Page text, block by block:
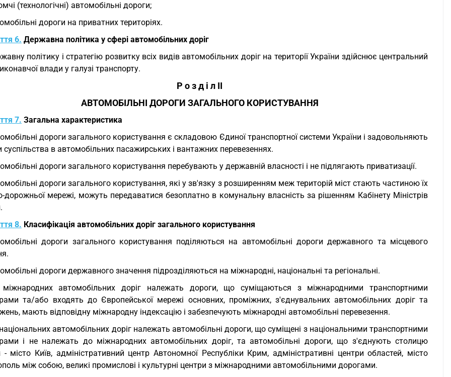
(технологічні) автомобільні дороги;
дороги на приватних територіях.
6. Державна політика у сфері автомобільних доріг
політику і стратегію розвитку всіх видів автомобільних доріг на території України здійснює центральний
влади у галузі транспорту.
Р о з д і л II
АВТОМОБІЛЬНІ ДОРОГИ ЗАГАЛЬНОГО КОРИСТУВАННЯ
7. Загальна характеристика
дороги загального користування є складовою Єдиної транспортної системи України і задовольняють
суспільства в автомобільних пасажирських і вантажних перевезеннях.
дороги загального користування перебувають у державній власності і не підлягають приватизації.
дороги загального користування, які у зв'язку з розширенням меж територій міст стають частиною їх
дорожньої мережі, можуть передаватися безоплатно в комунальну власність за рішенням Кабінету Міністрів
8. Класифікація автомобільних доріг загального користування
дороги загального користування поділяються на автомобільні дороги державного та місцевого
дороги державного значення підрозділяються на міжнародні, національні та регіональні.
автомобільних доріг належать дороги, що суміщаються з міжнародними транспортними
та/або входять до Європейської мережі основних, проміжних, з'єднувальних автомобільних доріг та
мають відповідну міжнародну індексацію і забезпечують міжнародні автомобільні перевезення.
автомобільних доріг належать автомобільні дороги, що суміщені з національними транспортними
і не належать до міжнародних автомобільних доріг, та автомобільні дороги, що з'єднують столицю
- місто Київ, адміністративний центр Автономної Республіки Крим, адміністративні центри областей, місто
між собою, великі промислові і культурні центри з міжнародними автомобільними дорогами.